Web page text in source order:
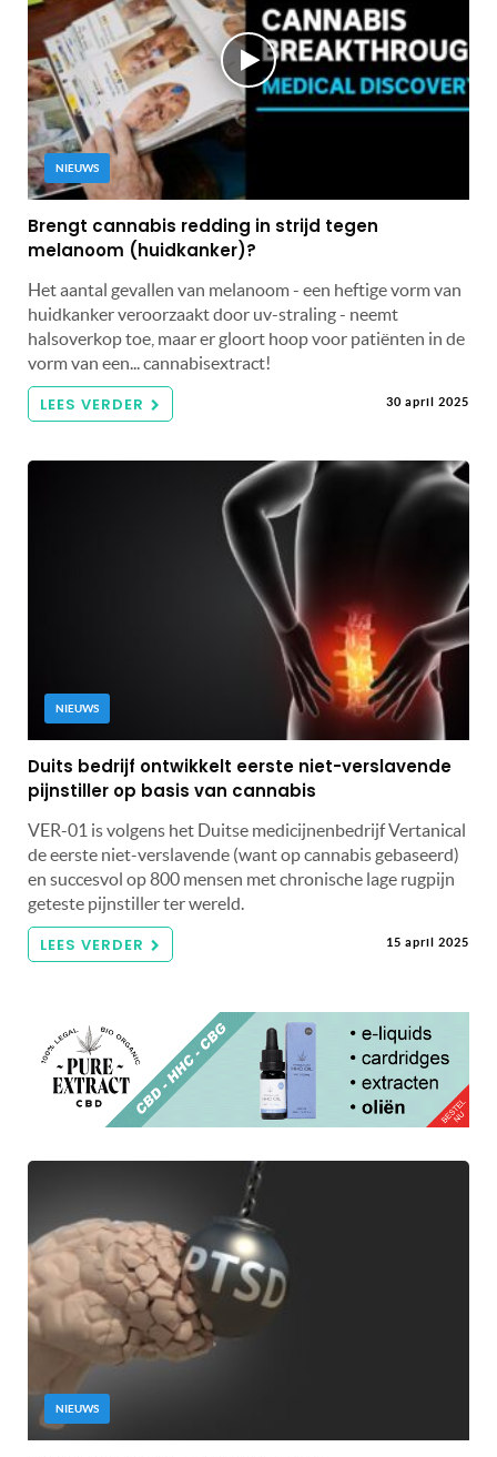
NIEUWS
Brengt cannabis redding in strijd tegen
melanoom (huidkanker)?
Het aantal gevallen van melanoom - een heftige vorm van
huidkanker veroorzaakt door uv-straling - neemt
halsoverkop toe, maar er gloort hoop voor patiënten in de
vorm van een... cannabisextract!
LEES VERDER 30 april 2025
NIEUWS
Duits bedrijf ontwikkelt eerste niet-verslavende
pijnstiller op basis van cannabis
VER-01 is volgens het Duitse medicijnenbedrijf Vertanical
de eerste niet-verslavende (want op cannabis gebaseerd)
en succesvol op 800 mensen met chronische lage rugpijn
geteste pijnstiller ter wereld.
LEES VERDER 15 april 2025
NIEUWS